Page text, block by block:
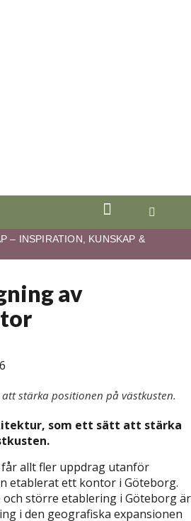
– INSPIRATION, KUNSKAP &
av
stärka positionen på västkusten.
som ett sätt att stärka
allt fler uppdrag utanför
etablerat ett kontor i Göteborg.
större etablering i Göteborg är
i den geografiska expansionen